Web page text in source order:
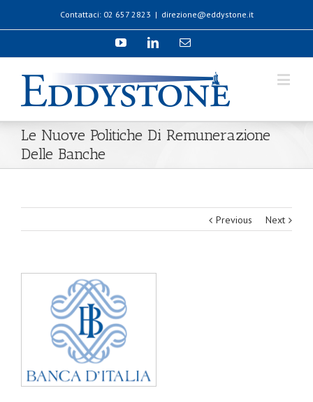
Contattaci: 02 657 2823 | direzione@eddystone.it
Le Nuove Politiche Di Remunerazione
Delle Banche
Previous Next